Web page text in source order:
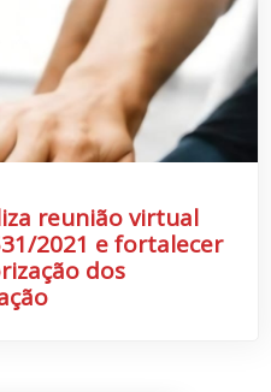
reunião virtual
2021 e fortalecer
dos